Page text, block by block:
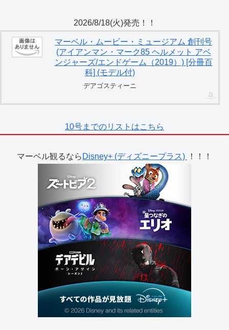
2026/8/18(火)発売！！
マーベル・ムービー・ミュージアム 創刊号
(アイアンマン・マーク85 ヘルメット アベ
ンジャーズ/エンドゲーム（2019）) [分冊百
科] (モデル付)
デアゴスティーニ
10号までのリストはこちら
マーベル観るなら Disney+ (ディズニープラス) ！！！